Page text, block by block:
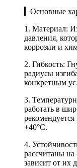
▎Основные
1. Материал:
давления,
коррозии и
2. Гибкость:
радиусы
конкретным
3.
работать в
+40°C.
4.
рассчитаны на
зависит от их